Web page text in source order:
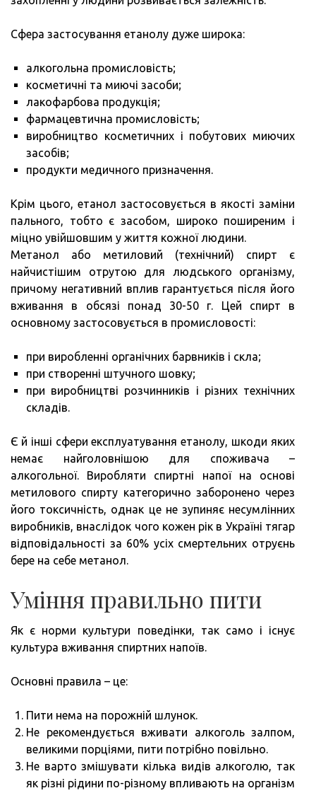
Сфера застосування етанолу дуже широка:
алкогольна промисловість;
косметичні та миючі засоби;
лакофарбова продукція;
фармацевтична промисловість;
виробництво косметичних і побутових миючих
засобів;
продукти медичного призначення.
Крім цього, етанол застосовується в якості заміни
пального, тобто є засобом, широко поширеним і
міцно увійшовшим у життя кожної людини.
Метанол або метиловий (технічний) спирт є
найчистішим отрутою для людського організму,
причому негативний вплив гарантується після його
вживання в обсязі понад 30-50 г. Цей спирт в
основному застосовується в промисловості:
при виробленні органічних барвників і скла;
при створенні штучного шовку;
при виробництві розчинників і різних технічних
складів.
Є й інші сфери експлуатування етанолу, шкоди яких
немає найголовнішою для споживача –
алкогольної. Виробляти спиртні напої на основі
метилового спирту категорично заборонено через
його токсичність, однак це не зупиняє несумлінних
виробників, внаслідок чого кожен рік в Україні тягар
відповідальності за 60% усіх смертельних отруєнь
бере на себе метанол.
Уміння правильно пити
Як є норми культури поведінки, так само і існує
культура вживання спиртних напоїв.
Основні правила – це:
Пити нема на порожній шлунок.
Не рекомендується вживати алкоголь залпом,
великими порціями, пити потрібно повільно.
Не варто змішувати кілька видів алкоголю, так
як різні рідини по-різному впливають на організм